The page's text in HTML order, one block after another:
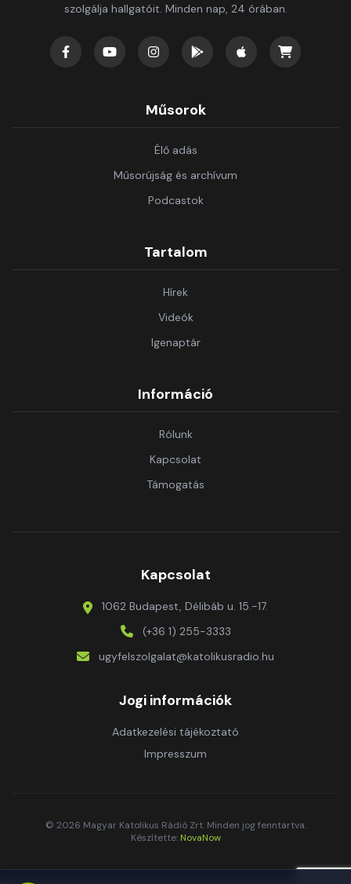
szolgálja hallgatóit. Minden nap, 24 órában.
Műsorok
Élő adás
Műsorújság és archívum
Podcastok
Tartalom
Hírek
Videók
Igenaptár
Információ
Rólunk
Kapcsolat
Támogatás
Kapcsolat
1062 Budapest, Délibáb u. 15.-17.
(+36 1) 255-3333
ugyfelszolgalat@katolikusradio.hu
Jogi információk
Adatkezelési tájékoztató
Impresszum
© 2026 Magyar Katolikus Rádió Zrt. Minden jog fenntartva.
Készítette: NovaNow